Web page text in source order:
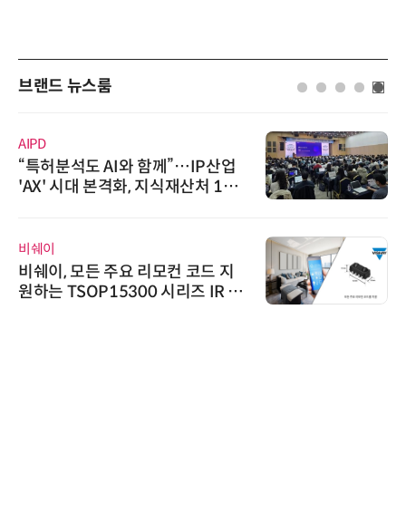
브랜드 뉴스룸
AIPD
“특허분석도 AI와 함께”…IP산업
'AX' 시대 본격화, 지식재산처 1호
비쉐이
비쉐이, 모든 주요 리모컨 코드 지
원하는 TSOP15300 시리즈 IR 수